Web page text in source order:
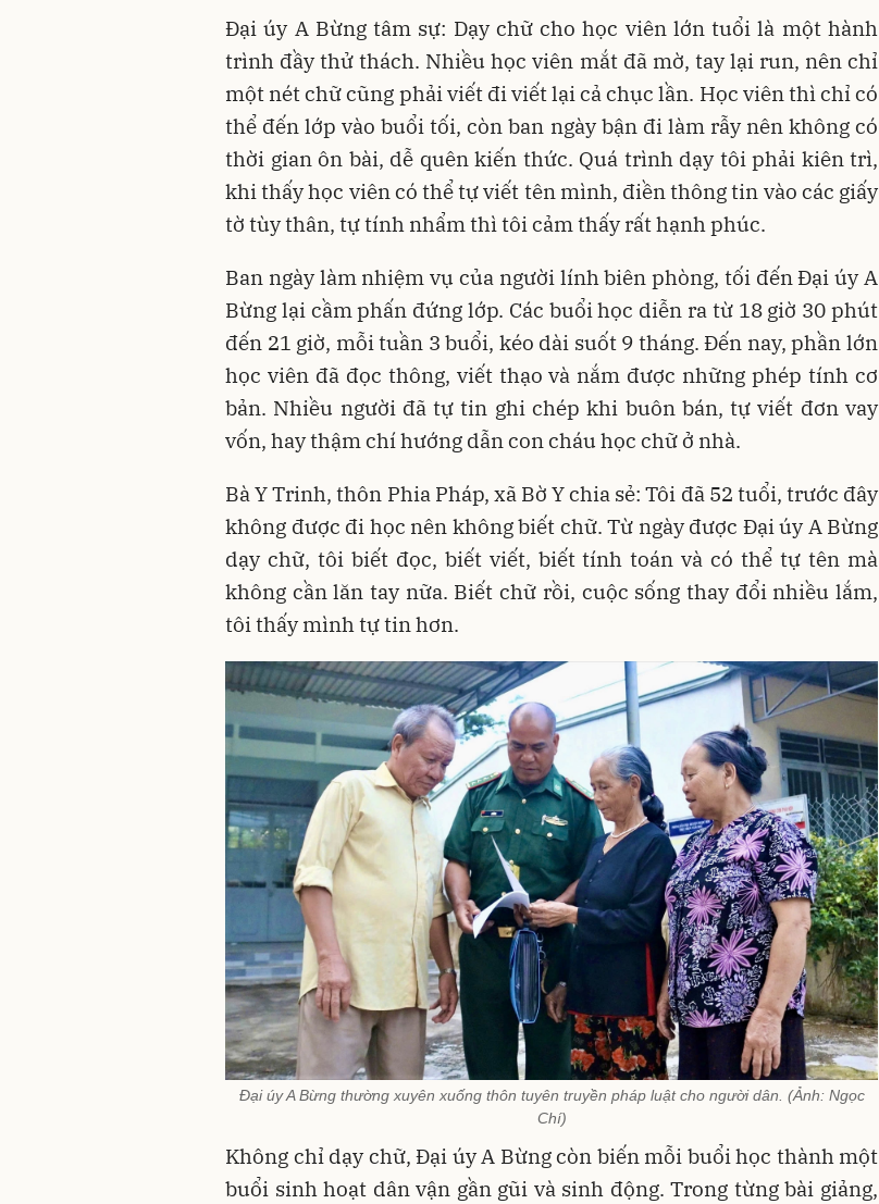
Đại úy A Bừng tâm sự: Dạy chữ cho học viên lớn tuổi là một hành
trình đầy thử thách. Nhiều học viên mắt đã mờ, tay lại run, nên chỉ
một nét chữ cũng phải viết đi viết lại cả chục lần. Học viên thì chỉ có
thể đến lớp vào buổi tối, còn ban ngày bận đi làm rẫy nên không có
thời gian ôn bài, dễ quên kiến thức. Quá trình dạy tôi phải kiên trì,
khi thấy học viên có thể tự viết tên mình, điền thông tin vào các giấy
tờ tùy thân, tự tính nhẩm thì tôi cảm thấy rất hạnh phúc.
Ban ngày làm nhiệm vụ của người lính biên phòng, tối đến Đại úy A
Bừng lại cầm phấn đứng lớp. Các buổi học diễn ra từ 18 giờ 30 phút
đến 21 giờ, mỗi tuần 3 buổi, kéo dài suốt 9 tháng. Đến nay, phần lớn
học viên đã đọc thông, viết thạo và nắm được những phép tính cơ
bản. Nhiều người đã tự tin ghi chép khi buôn bán, tự viết đơn vay
vốn, hay thậm chí hướng dẫn con cháu học chữ ở nhà.
Bà Y Trinh, thôn Phia Pháp, xã Bờ Y chia sẻ: Tôi đã 52 tuổi, trước đây
không được đi học nên không biết chữ. Từ ngày được Đại úy A Bừng
dạy chữ, tôi biết đọc, biết viết, biết tính toán và có thể tự tên mà
không cần lăn tay nữa. Biết chữ rồi, cuộc sống thay đổi nhiều lắm,
tôi thấy mình tự tin hơn.
Đại úy A Bừng thường xuyên xuống thôn tuyên truyền pháp luật cho người dân. (Ảnh: Ngọc
Chí)
Không chỉ dạy chữ, Đại úy A Bừng còn biến mỗi buổi học thành một
buổi sinh hoạt dân vận gần gũi và sinh động. Trong từng bài giảng,